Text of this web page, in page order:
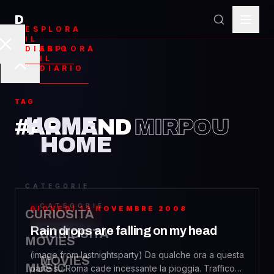
ESPLORA
IL
DIARIO
HOME
CATEGORIE
CURIOSITÀ
MOVIES
MUSIC
D
ESPLORA
IL
DIARIO
HOME
CATEGORIE
CURIOSITÀ
MOVIES
TAG
#ARMANDMIRPOU
PERSONAL
GIOVEDÌ 13 NOVEMBRE 2008
Rain drops are falling on my head
(image from lastnightsparty) Da qualche ora a questa
parte su Roma cade incessante la pioggia. Traffico